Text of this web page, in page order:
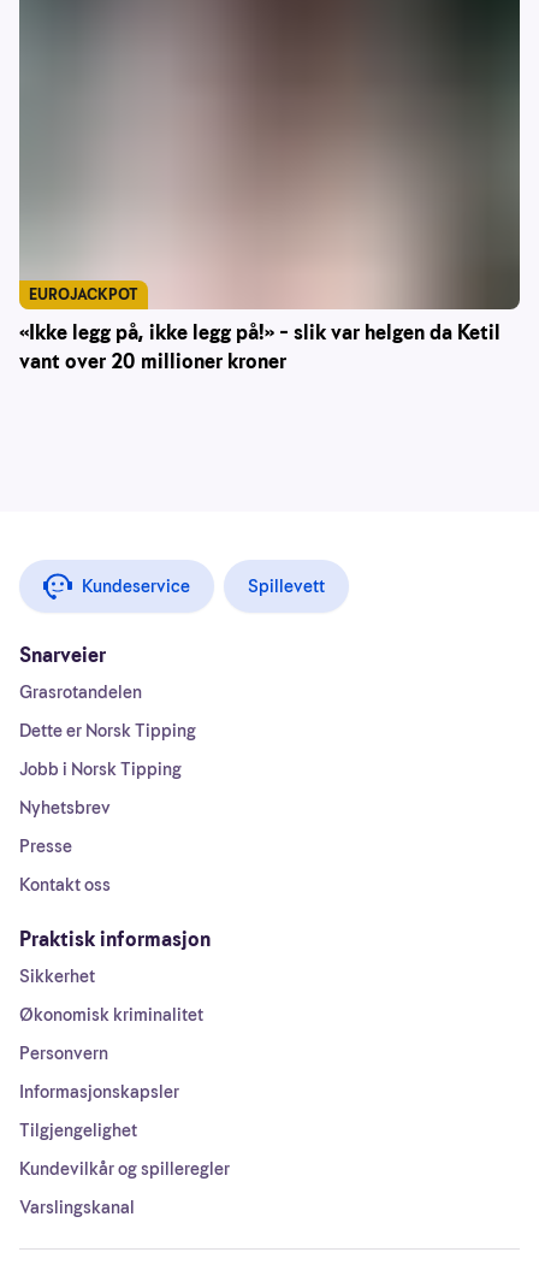
«Ikke legg på, ikke legg på!» – slik var helgen da Ketil
vant over 20 millioner kroner
EUROJACKPOT
Kundeservice Spillevett
Snarveier
Grasrotandelen
Dette er Norsk Tipping
Jobb i Norsk Tipping
Nyhetsbrev
Presse
Kontakt oss
Praktisk informasjon
Sikkerhet
Økonomisk kriminalitet
Personvern
Informasjonskapsler
Tilgjengelighet
Kundevilkår og spilleregler
Varslingskanal